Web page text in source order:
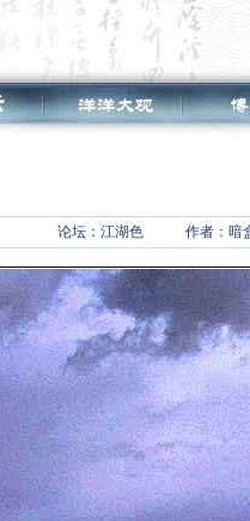
论坛： 江湖色 作者：暗